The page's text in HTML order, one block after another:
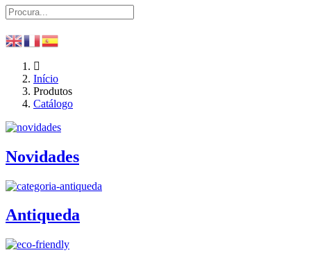
Início
Produtos
Catálogo
Novidades
Antiqueda